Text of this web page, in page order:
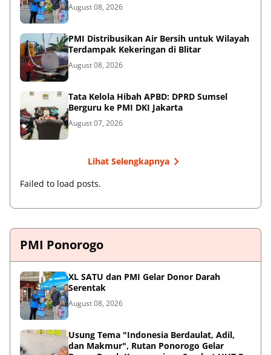
August 08, 2026
PMI Distribusikan Air Bersih untuk Wilayah
Terdampak Kekeringan di Blitar
August 08, 2026
Tata Kelola Hibah APBD: DPRD Sumsel
Berguru ke PMI DKI Jakarta
August 07, 2026
Lihat Selengkapnya
Failed to load posts.
PMI Ponorogo
XL SATU dan PMI Gelar Donor Darah
Serentak
August 08, 2026
Usung Tema "Indonesia Berdaulat, Adil,
dan Makmur", Rutan Ponorogo Gelar